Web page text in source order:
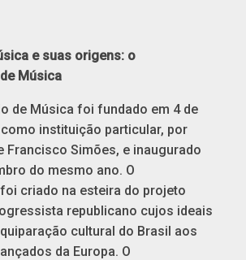
e suas origens: o
Música
de Música foi fundado em 4 de
instituição particular, por
Francisco Simões, e inaugurado
do mesmo ano. O
criado na esteira do projeto
republicano cujos ideais
cultural do Brasil aos
da Europa. O